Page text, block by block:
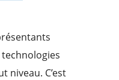
niveau. C’est